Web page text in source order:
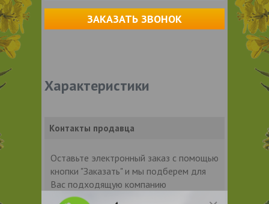
ЗАКАЗАТЬ ЗВОНОК
Характеристики
Контакты продавца
Оставьте электронный заказ с помощью
кнопки "Заказать" и мы подберем для
Вас подходящую компанию
поставщика.